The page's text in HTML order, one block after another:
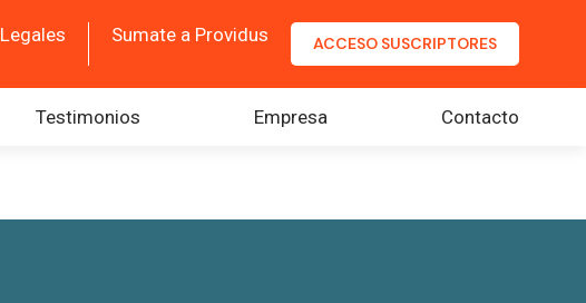
Legales Sumate a Providus ACCESO SUSCRIPTORES
Testimonios Empresa Contacto